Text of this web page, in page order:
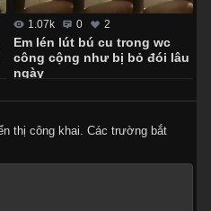
1.07k 0 2
Em lén lút bú cu trong wc
công cộng như bị bỏ đói lâu
ngày
thị công khai. Các trường bắt